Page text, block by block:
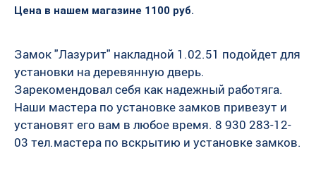
Цена в нашем магазине 1100 руб.
Замок "Лазурит" накладной 1.02.51 подойдет для
установки на деревянную дверь.
Зарекомендовал себя как надежный работяга.
Наши мастера по установке замков привезут и
установят его вам в любое время. 8 930 283-12-
03 тел.мастера по вскрытию и установке замков.